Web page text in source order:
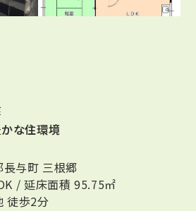
な住環境
与町 三根郷
/ 延床面積 95.75㎡
徒歩2分